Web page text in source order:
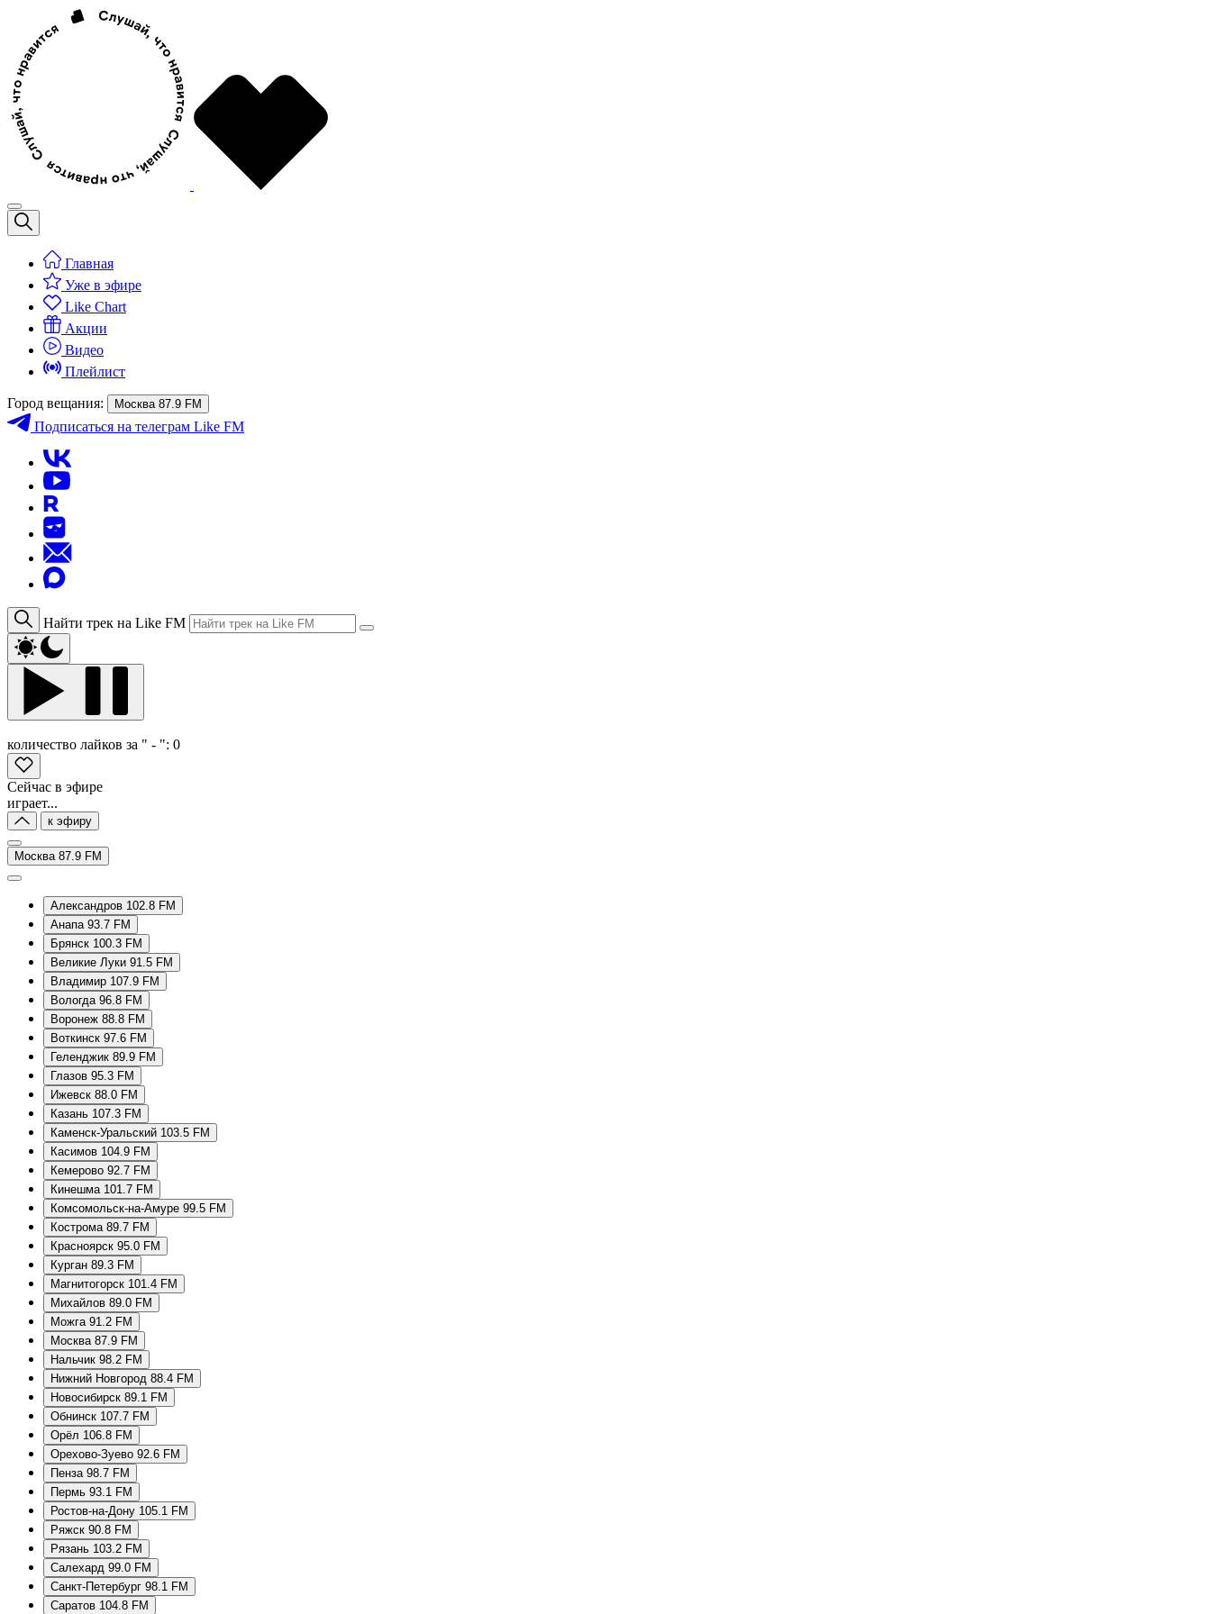
Главная
Уже в эфире
Like Chart
Акции
Видео
Плейлист
Город вещания: Москва 87.9 FM
Подписаться на телеграм Like FM
Найти трек на Like FM
количество лайков за " - ": 0
Сейчас в эфире
играет...
к эфиру
Москва 87.9 FM
Александров 102.8 FM
Анапа 93.7 FM
Брянск 100.3 FM
Великие Луки 91.5 FM
Владимир 107.9 FM
Вологда 96.8 FM
Воронеж 88.8 FM
Воткинск 97.6 FM
Геленджик 89.9 FM
Глазов 95.3 FM
Ижевск 88.0 FM
Казань 107.3 FM
Каменск-Уральский 103.5 FM
Касимов 104.9 FM
Кемерово 92.7 FM
Кинешма 101.7 FM
Комсомольск-на-Амуре 99.5 FM
Кострома 89.7 FM
Красноярск 95.0 FM
Курган 89.3 FM
Магнитогорск 101.4 FM
Михайлов 89.0 FM
Можга 91.2 FM
Москва 87.9 FM
Нальчик 98.2 FM
Нижний Новгород 88.4 FM
Новосибирск 89.1 FM
Обнинск 107.7 FM
Орёл 106.8 FM
Орехово-Зуево 92.6 FM
Пенза 98.7 FM
Пермь 93.1 FM
Ростов-на-Дону 105.1 FM
Ряжск 90.8 FM
Рязань 103.2 FM
Салехард 99.0 FM
Санкт-Петербург 98.1 FM
Саратов 104.8 FM